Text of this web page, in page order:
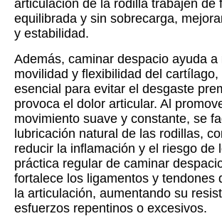
articulación de la rodilla trabajen de
equilibrada y sin sobrecarga,
y estabilidad.
Además, caminar despacio ayuda a
movilidad y flexibilidad del
esencial para evitar el desgaste
provoca el dolor articular. Al
movimiento suave y constante, se
lubricación natural de las rodillas,
reducir la inflamación y el riesgo de
práctica regular de caminar
fortalece los ligamentos y tendones
la articulación, aumentando su
esfuerzos repentinos o excesivos.